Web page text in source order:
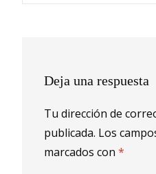
Deja una respuesta
Tu dirección de
publicada. Los
marcados con *